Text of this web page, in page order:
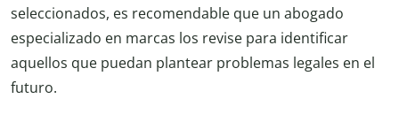
seleccionados, es recomendable que un abogado
especializado en marcas los revise para identificar
aquellos que puedan plantear problemas legales en el
futuro.